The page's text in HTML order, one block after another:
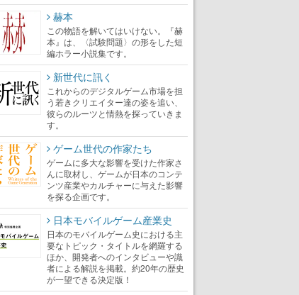
赫本
この物語を解いてはいけない。『赫
本』は、〈試験問題〉の形をした短
編ホラー小説集です。
新世代に訊く
これからのデジタルゲーム市場を担
う若きクリエイター達の姿を追い、
彼らのルーツと情熱を探っていきま
す。
ゲーム世代の作家たち
ゲームに多大な影響を受けた作家さ
んに取材し、ゲームが日本のコンテ
ンツ産業やカルチャーに与えた影響
を探る企画です。
日本モバイルゲーム産業史
日本のモバイルゲーム史における主
要なトピック・タイトルを網羅する
ほか、開発者へのインタビューや識
者による解説を掲載。約20年の歴史
が一望できる決定版！